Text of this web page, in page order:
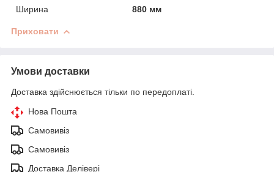
Ширина
880 мм
Приховати
Умови доставки
Доставка здійснюється тільки по передоплаті.
Нова Пошта
Самовивіз
Самовивіз
Доставка Делівері